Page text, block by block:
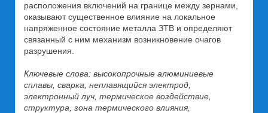
расположения включений на границе между зернами,
оказывают существенное влияние на локальное
напряженное состояние металла ЗТВ и определяют
связанный с ним механизм возникновение очагов
разрушения.
Ключевые слова: высокопрочные алюминиевые
сплавы, сварка, неплавящийся электрод,
электронный луч, термическое воздействие,
структура, зона термического влияния,